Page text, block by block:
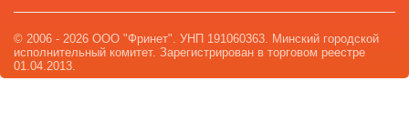
© 2006 - 2026 ООО "Фринет". УНП 191060363. Минский городской
исполнительный комитет. Зарегистрирован в торговом реестре
01.04.2013.